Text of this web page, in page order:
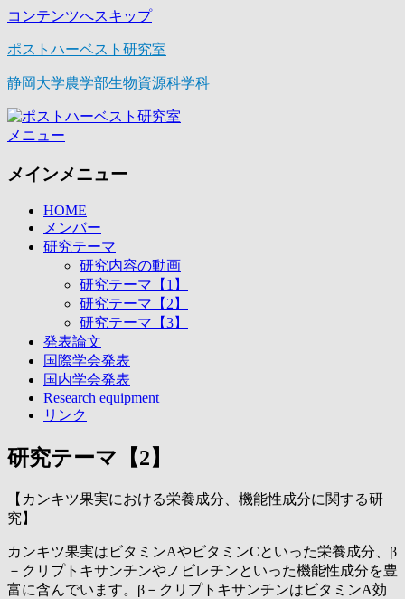
コンテンツへスキップ
ポストハーベスト研究室
静岡大学農学部生物資源科学科
メニュー
メインメニュー
HOME
メンバー
研究テーマ
研究内容の動画
研究テーマ【1】
研究テーマ【2】
研究テーマ【3】
発表論文
国際学会発表
国内学会発表
Research equipment
リンク
研究テーマ【2】
【カンキツ果実における栄養成分、機能性成分に関する研
究】
カンキツ果実はビタミンAやビタミンCといった栄養成分、β
－クリプトキサンチンやノビレチンといった機能性成分を豊
富に含んでいます。β－クリプトキサンチンはビタミンA効